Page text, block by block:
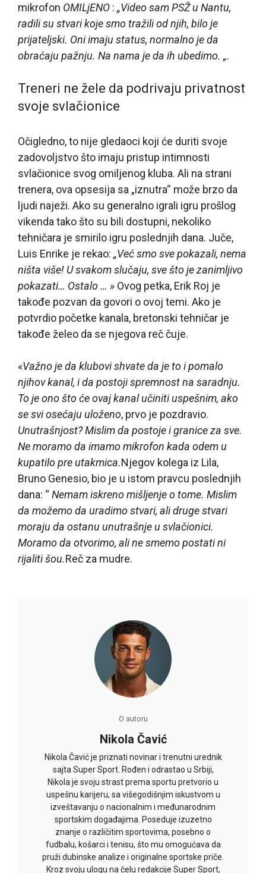
mikrofon OMILjENO : „Video sam PSŽ u Nantu,
radili su stvari koje smo tražili od njih, bilo je
prijateljski. Oni imaju status, normalno je da
obraćaju pažnju. Na nama je da ih ubedimo. „.
Treneri ne žele da podrivaju privatnost
svoje svlačionice
Očigledno, to nije gledaoci koji će duriti svoje
zadovoljstvo što imaju pristup intimnosti
svlačionice svog omiljenog kluba. Ali na strani
trenera, ova opsesija sa „iznutra“ može brzo da
ljudi naježi. Ako su generalno igrali igru prošlog
vikenda tako što su bili dostupni, nekoliko
tehničara je smirilo igru poslednjih dana. Juče,
Luis Enrike je rekao: „Već smo sve pokazali, nema
ništa više! U svakom slučaju, sve što je zanimljivo
pokazati… Ostalo … » Ovog petka, Erik Roj je
takođe pozvan da govori o ovoj temi. Ako je
potvrdio početke kanala, bretonski tehničar je
takođe želeo da se njegova reč čuje.
«Važno je da klubovi shvate da je to i pomalo
njihov kanal, i da postoji spremnost na saradnju.
To je ono što će ovaj kanal učiniti uspešnim, ako
se svi osećaju uloženo, prvo je pozdravio.
Unutrašnjost? Mislim da postoje i granice za sve.
Ne moramo da imamo mikrofon kada odem u
kupatilo pre utakmica.Njegov kolega iz Lila,
Bruno Genesio, bio je u istom pravcu poslednjih
dana: “Nemam iskreno mišljenje o tome. Mislim
da možemo da uradimo stvari, ali druge stvari
moraju da ostanu unutrašnje u svlačionici.
Moramo da otvorimo, ali ne smemo postati ni
rijaliti šou.Reč za mudre.
O autoru
Nikola Čavić
Nikola Čavić je priznati novinar i trenutni urednik
sajta Super Sport. Rođen i odrastao u Srbiji,
Nikola je svoju strast prema sportu pretvorio u
uspešnu karijeru, sa višegodišnjim iskustvom u
izveštavanju o nacionalnim i međunarodnim
sportskim događajima. Poseduje izuzetno
znanje o različitim sportovima, posebno o
fudbalu, košarci i tenisu, što mu omogućava da
pruži dubinske analize i originalne sportske priče.
Kroz svoju ulogu na čelu redakcije Super Sport,